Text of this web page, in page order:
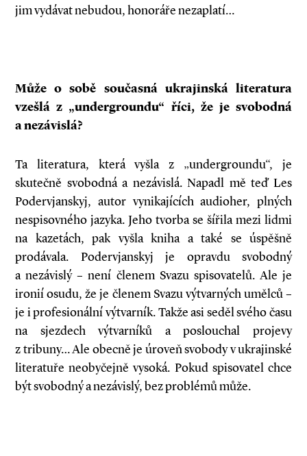
jim vydávat nebudou, honoráře nezaplatí…
Může o sobě současná ukrajinská literatura
vzešlá z „undergroundu“ říci, že je svobodná
anezávislá?
Ta literatura, která vyšla z „undergroundu“, je
skutečně svobodná a nezávislá. Napadl mě teď Les
Podervjanskyj, autor vynikajících audioher, plných
nespisovného jazyka. Jeho tvorba se šířila mezi lidmi
na kazetách, pak vyšla kniha a také se úspěšně
prodávala. Podervjanskyj je opravdu svobodný
a nezávislý – není členem Svazu spisovatelů. Ale je
ironií osudu, že je členem Svazu výtvarných umělců –
je i profesionální výtvarník. Takže asi seděl svého času
na sjezdech výtvarníků a poslouchal projevy
z tribuny… Ale obecně je úroveň svobody v ukrajinské
literatuře neobyčejně vysoká. Pokud spisovatel chce
být svobodný a nezávislý, bez problémů může.